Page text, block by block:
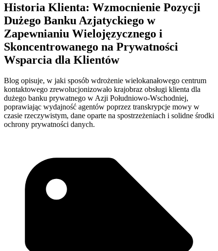
Historia Klienta: Wzmocnienie Pozycji
Dużego Banku Azjatyckiego w
Zapewnianiu Wielojęzycznego i
Skoncentrowanego na Prywatności
Wsparcia dla Klientów
Blog opisuje, w jaki sposób wdrożenie wielokanałowego centrum
kontaktowego zrewolucjonizowało krajobraz obsługi klienta dla
dużego banku prywatnego w Azji Południowo-Wschodniej,
poprawiając wydajność agentów poprzez transkrypcje mowy w
czasie rzeczywistym, dane oparte na spostrzeżeniach i solidne środki
ochrony prywatności danych.